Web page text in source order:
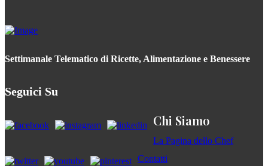
Settimanale Telematico di Ricette, Alimentazione e Benessere
Seguici Su
Chi Siamo
La Pagina dello Chef
Contatti